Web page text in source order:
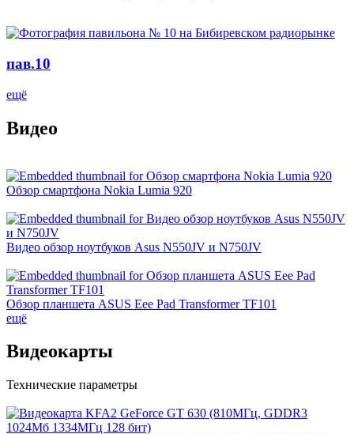
пав.10
ещё
Видео
Обзор смартфона Nokia Lumia 920
Видео обзор ноутбуков Asus N550JV и N750JV
Обзор планшета ASUS Eee Pad Transformer TF101
ещё
Видеокарты
Технические параметры